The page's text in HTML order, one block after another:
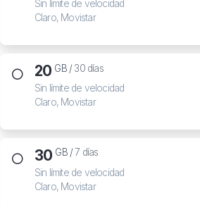
Sin límite de velocidad
Claro, Movistar
20 GB /30 días
Sin límite de velocidad
Claro, Movistar
30 GB /7 días
Sin límite de velocidad
Claro, Movistar